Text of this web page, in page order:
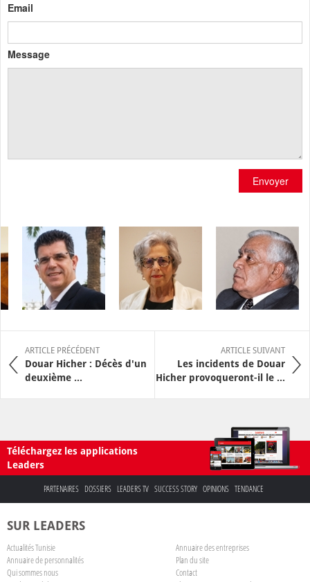
Email
Message
Envoyer
ARTICLE PRÉCÉDENT
Douar Hicher : Décès d'un
deuxième ...
ARTICLE SUIVANT
Les incidents de Douar
Hicher provoqueront-il le ...
Téléchargez les applications
Leaders
PARTENAIRES DOSSIERS LEADERS TV SUCCESS STORY OPINIONS TENDANCE
SUR LEADERS
Actualités Tunisie
Annuaire des entreprises
Annuaire de personnalités
Plan du site
Qui sommes nous
Contact